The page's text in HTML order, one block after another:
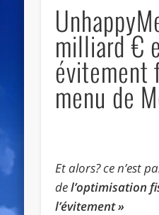
milliard €
évitement
menu de
Et alors? ce n’est
del’optimisation
l’évitement »